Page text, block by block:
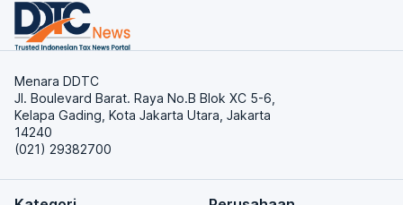
Menara DDTC
Jl. Boulevard Barat. Raya No.B Blok XC 5-6,
Kelapa Gading, Kota Jakarta Utara, Jakarta
14240
(021) 29382700